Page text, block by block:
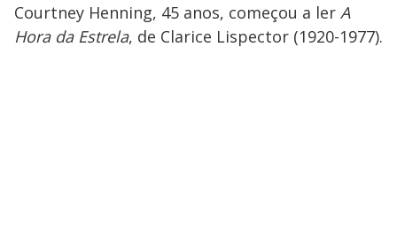
Courtney Henning, 45 anos, começou a ler A
Hora da Estrela, de Clarice Lispector (1920-1977).